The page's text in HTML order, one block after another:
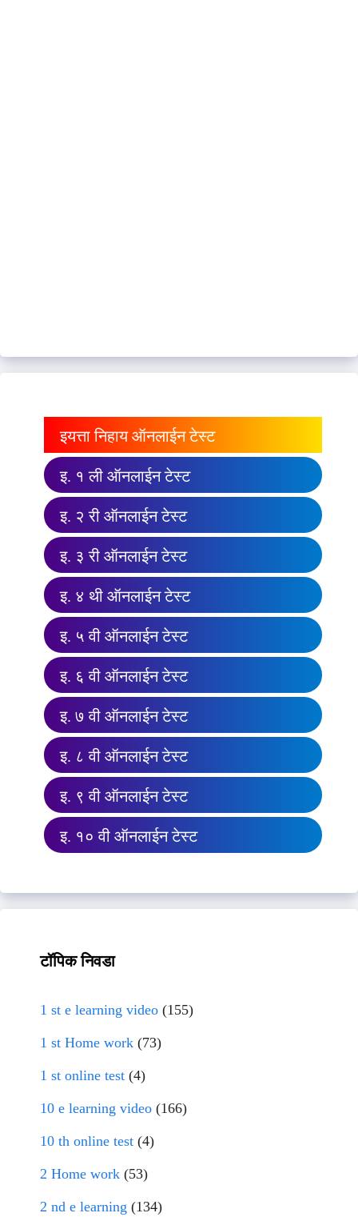
इयत्ता निहाय ऑनलाईन टेस्ट
इ. १ ली ऑनलाईन टेस्ट
इ. २ री ऑनलाईन टेस्ट
इ. ३ री ऑनलाईन टेस्ट
इ. ४ थी ऑनलाईन टेस्ट
इ. ५ वी ऑनलाईन टेस्ट
इ. ६ वी ऑनलाईन टेस्ट
इ. ७ वी ऑनलाईन टेस्ट
इ. ८ वी ऑनलाईन टेस्ट
इ. ९ वी ऑनलाईन टेस्ट
इ. १० वी ऑनलाईन टेस्ट
टॉपिक निवडा
1 st e learning video (155)
1 st Home work (73)
1 st online test (4)
10 e learning video (166)
10 th online test (4)
2 Home work (53)
2 nd e learning (134)